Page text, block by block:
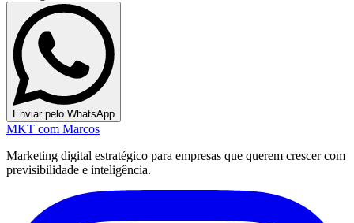
Enviar pelo WhatsApp
MKT com Marcos
Marketing digital estratégico para empresas que querem crescer com
previsibilidade e inteligência.